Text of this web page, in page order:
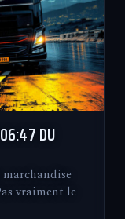
DU
vraiment le